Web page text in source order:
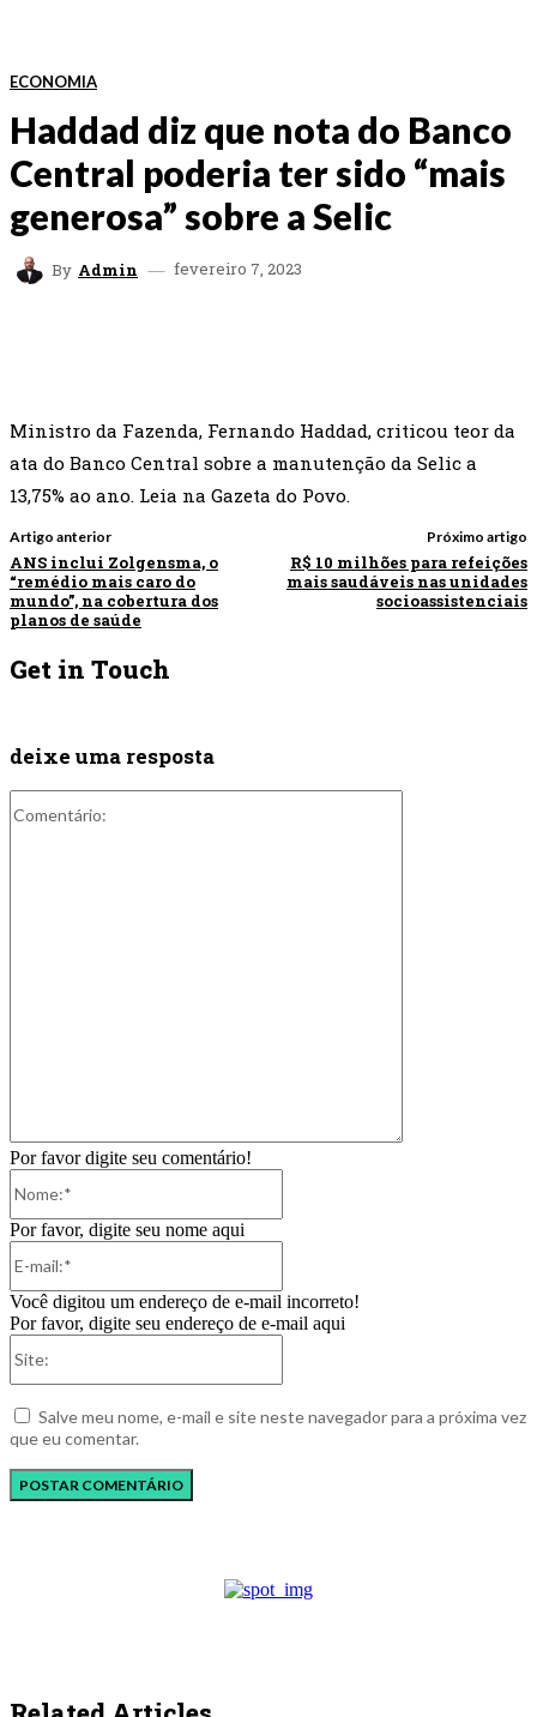
ECONOMIA
Haddad diz que nota do Banco
Central poderia ter sido “mais
generosa” sobre a Selic
By Admin fevereiro 7, 2023
Ministro da Fazenda, Fernando Haddad, criticou teor da
ata do Banco Central sobre a manutenção da Selic a
13,75% ao ano. Leia na Gazeta do Povo.
Artigo anterior
ANS inclui Zolgensma, o
“remédio mais caro do
mundo”, na cobertura dos
planos de saúde
Próximo artigo
R$ 10 milhões para refeições
mais saudáveis nas unidades
socioassistenciais
Get in Touch
deixe uma resposta
Por favor digite seu comentário!
Por favor, digite seu nome aqui
Você digitou um endereço de e-mail incorreto!
Por favor, digite seu endereço de e-mail aqui
Salve meu nome, e-mail e site neste navegador para a próxima vez
que eu comentar.